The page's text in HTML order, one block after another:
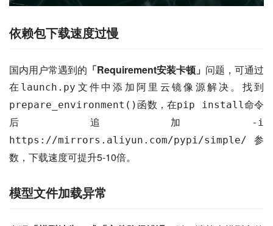
依赖包下载速度过慢
国内用户常遇到的 「Requirement安装卡顿」 问题，可通过
在 launch.py 文件中添加阿里云镜像源解决。找到
prepare_environment() 函数，在pip install 命令
后追加
-i
https://mirrors.aliyun.com/pypi/simple/
参
数，下载速度可提升5-10倍。
模型文件加载异常